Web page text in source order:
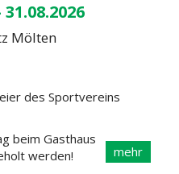
31.08.2026
Mölten
des Sportvereins
beim Gasthaus
werden!
mehr